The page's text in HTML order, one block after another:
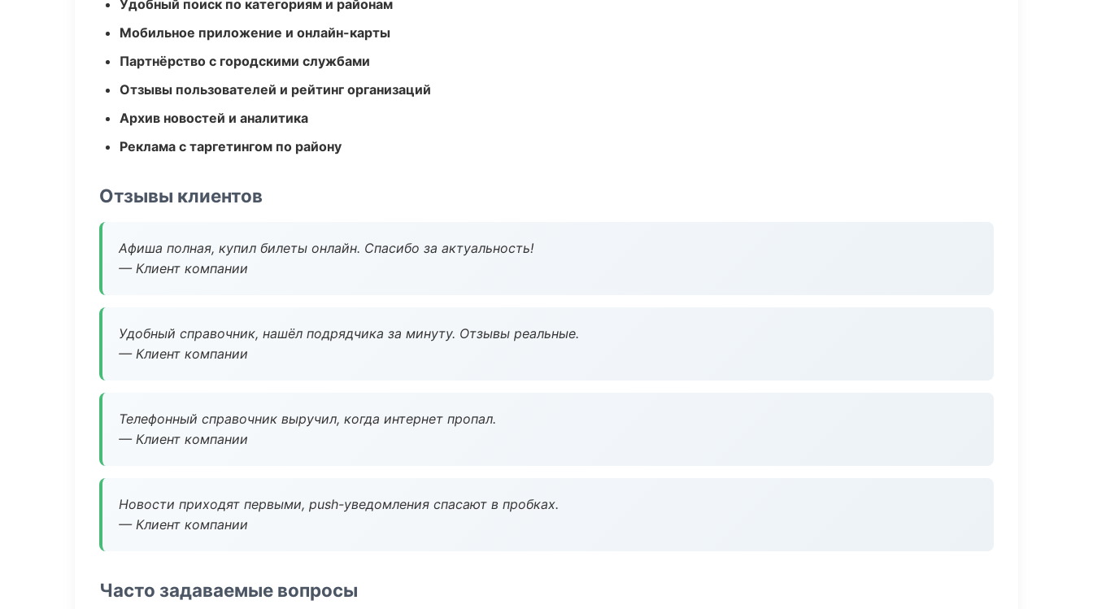
Удобный поиск по категориям и районам
Мобильное приложение и онлайн-карты
Партнёрство с городскими службами
Отзывы пользователей и рейтинг организаций
Архив новостей и аналитика
Реклама с таргетингом по району
Отзывы клиентов
Афиша полная, купил билеты онлайн. Спасибо за актуальность!
— Клиент компании
Удобный справочник, нашёл подрядчика за минуту. Отзывы реальные.
— Клиент компании
Телефонный справочник выручил, когда интернет пропал.
— Клиент компании
Новости приходят первыми, push-уведомления спасают в пробках.
— Клиент компании
Часто задаваемые вопросы